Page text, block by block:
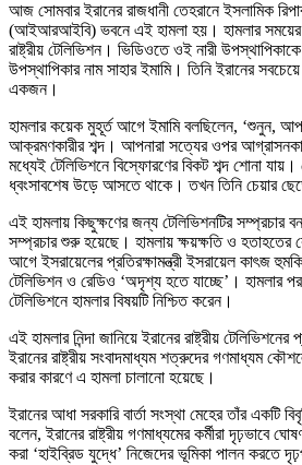
আজ সোমবার ইরানের রাজধানী তেহরানে ইসলামিক
(আইআরআইবি) ভবনে এই হামলা হয়। হামলার সময়ের
রাষ্ট্রীয় টেলিভিশন। ভিডিওতে ওই নারী
উপস্থাপিকার নাম সাহার ইমামি। তিনি ইরানের
একজন।
হামলার কয়েক মুহূর্ত আগে ইমামি বলছিলেন, ‘শুনুন,
আক্রমণকারীর শব্দ। আপনারা সত্যের ওপর
মধ্যেই টেলিভিশনে বিস্ফোরণের বিকট শব্দ শোনা যায়।
ধ্বংসাবশেষ উড়ে আসতে থাকে। তখন তিনি চেয়ার
এই হামলায় কিছুক্ষণের জন্য টেলিভিশনটির সম্প্রচার
সম্প্রচার শুরু হয়েছে। হামলায় ক্ষয়ক্ষতি ও হতাহতের
আগে ইসরায়েলের প্রতিরক্ষামন্ত্রী ইসরায়েল কাৎজ হুমকি
টেলিভিশন ও রেডিও ‘অদৃশ্য হতে যাচ্ছে’। হামলার পর
টেলিভিশনে হামলার বিষয়টি নিশ্চিত করেন।
এই হামলার নিন্দা জানিয়ে ইরানের রাষ্ট্রীয়
ইরানের রাষ্ট্রীয় সংবাদমাধ্যম শত্রুদের গণমাধ্যম
করার কারণে এ হামলা চালানো হয়েছে।
ইরানের আধা সরকারি বার্তা সংস্থা মেহের তাঁর একটি
বলেন, ইরানের রাষ্ট্রীয় গণমাধ্যমের কর্মীরা দৃঢ়ভাবে
করা ‘হাইব্রিড যুদ্ধে’ নিজেদের ভূমিকা পালন করতে